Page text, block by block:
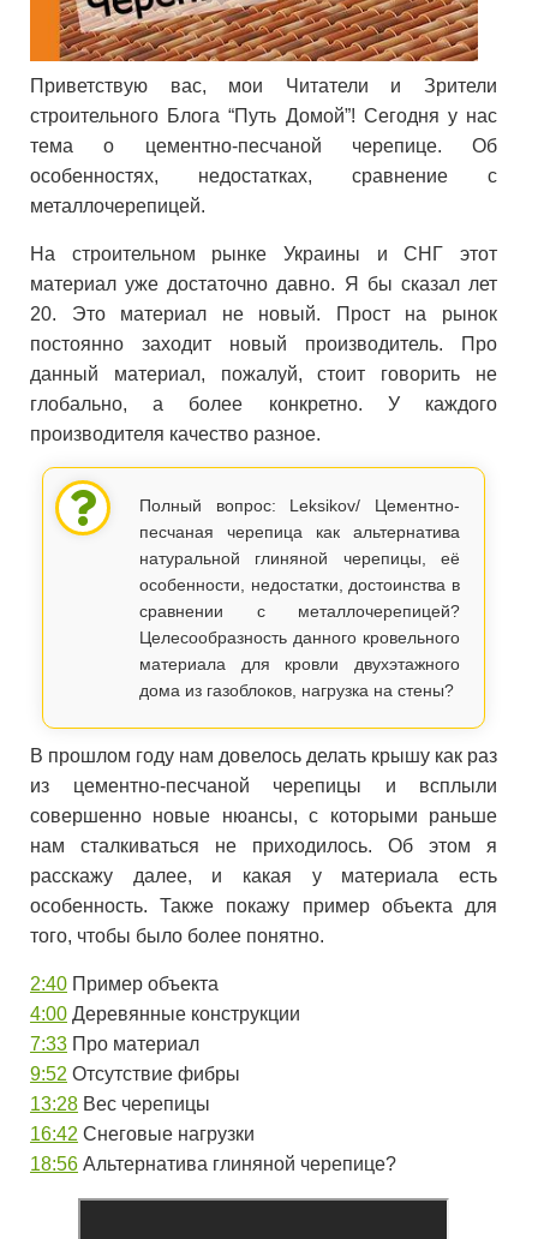
Приветствую вас, мои Читатели и Зрители
строительного Блога “Путь Домой”! Сегодня у нас
тема о цементно-песчаной черепице. Об
особенностях, недостатках, сравнение с
металлочерепицей.
На строительном рынке Украины и СНГ этот
материал уже достаточно давно. Я бы сказал лет
20. Это материал не новый. Прост на рынок
постоянно заходит новый производитель. Про
данный материал, пожалуй, стоит говорить не
глобально, а более конкретно. У каждого
производителя качество разное.
Полный вопрос: Leksikov/ Цементно-
песчаная черепица как альтернатива
натуральной глиняной черепицы, её
особенности, недостатки, достоинства в
сравнении с металлочерепицей?
Целесообразность данного кровельного
материала для кровли двухэтажного
дома из газоблоков, нагрузка на стены?
В прошлом году нам довелось делать крышу как раз
из цементно-песчаной черепицы и всплыли
совершенно новые нюансы, с которыми раньше
нам сталкиваться не приходилось. Об этом я
расскажу далее, и какая у материала есть
особенность. Также покажу пример объекта для
того, чтобы было более понятно.
2:40 Пример объекта
4:00 Деревянные конструкции
7:33 Про материал
9:52 Отсутствие фибры
13:28 Вес черепицы
16:42 Снеговые нагрузки
18:56 Альтернатива глиняной черепице?